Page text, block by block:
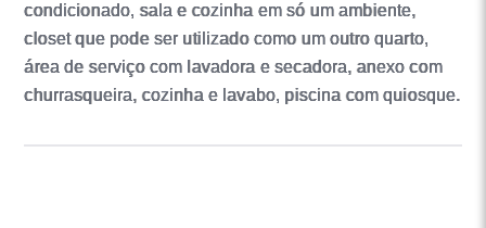
condicionado, sala e cozinha em só um ambiente,
closet que pode ser utilizado como um outro quarto,
área de serviço com lavadora e secadora, anexo com
churrasqueira, cozinha e lavabo, piscina com quiosque.